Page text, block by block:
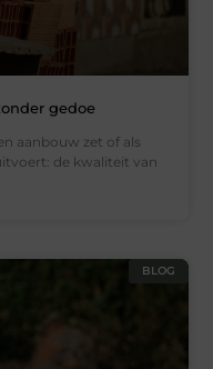
gedoe
aanbouw zet of als
de kwaliteit van
BLOG